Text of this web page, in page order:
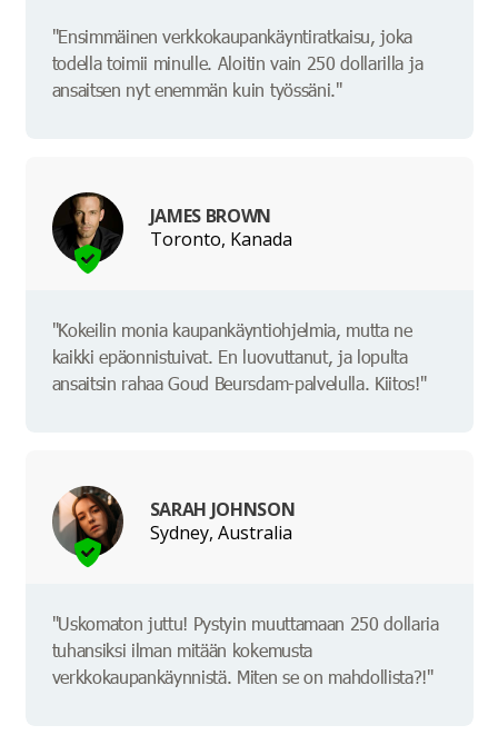
"Ensimmäinen verkkokaupankäyntiratkaisu, joka
todella toimii minulle. Aloitin vain 250 dollarilla ja
ansaitsen nyt enemmän kuin työssäni."
JAMES BROWN
Toronto, Kanada
"Kokeilin monia kaupankäyntiohjelmia, mutta ne
kaikki epäonnistuivat. En luovuttanut, ja lopulta
ansaitsin rahaa Goud Beursdam-palvelulla. Kiitos!"
SARAH JOHNSON
Sydney, Australia
"Uskomaton juttu! Pystyin muuttamaan 250 dollaria
tuhansiksi ilman mitään kokemusta
verkkokaupankäynnistä. Miten se on mahdollista?!"